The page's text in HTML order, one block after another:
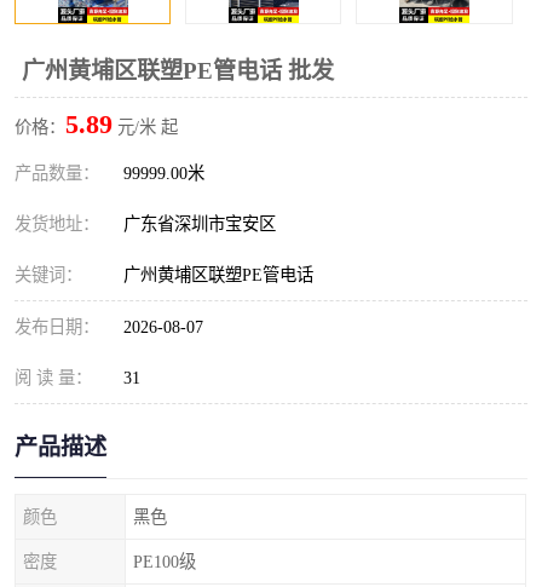
广州黄埔区联塑PE管电话 批发
价格： 5.89 元/米 起
产品数量： 99999.00米
发货地址： 广东省深圳市宝安区
关键词： 广州黄埔区联塑PE管电话
发布日期： 2026-08-07
阅 读 量： 31
产品描述
颜色 黑色
密度 PE100级